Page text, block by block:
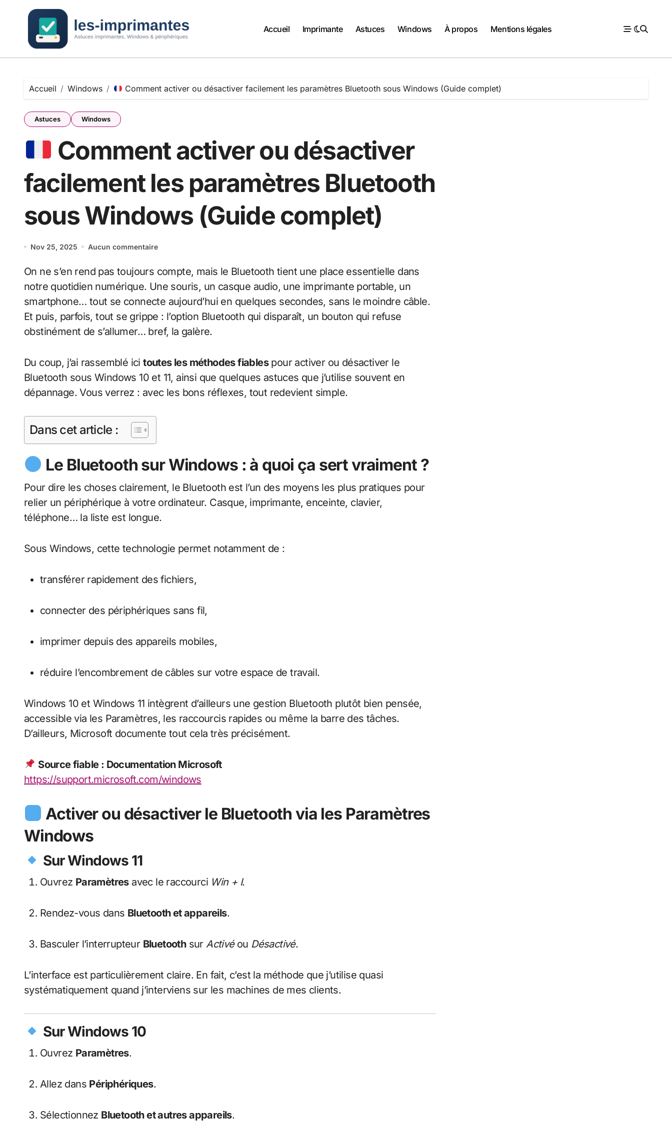
Accueil Imprimante Astuces Windows À propos Mentions légales
Accueil Windows Comment activer ou désactiver facilement les paramètres Bluetooth sous Windows (Guide complet)
Astuces Windows
Comment activer ou désactiver
facilement les paramètres Bluetooth
sous Windows (Guide complet)
Nov 25, 2025 Aucun commentaire
On ne s’en rend pas toujours compte, mais le Bluetooth tient une place essentielle dans
notre quotidien numérique. Une souris, un casque audio, une imprimante portable, un
smartphone… tout se connecte aujourd’hui en quelques secondes, sans le moindre câble.
Et puis, parfois, tout se grippe : l’option Bluetooth qui disparaît, un bouton qui refuse
obstinément de s’allumer… bref, la galère.
Du coup, j’ai rassemblé icitoutes les méthodes fiablespour activer ou désactiver le
Bluetooth sous Windows 10 et 11, ainsi que quelques astuces que j’utilise souvent en
dépannage. Vous verrez : avec les bons réflexes, tout redevient simple.
Dans cet article :
Le Bluetooth sur Windows : à quoi ça sert vraiment ?
Pour dire les choses clairement, le Bluetooth est l’un des moyens les plus pratiques pour
relier un périphérique à votre ordinateur. Casque, imprimante, enceinte, clavier,
téléphone… la liste est longue.
Sous Windows, cette technologie permet notamment de :
transférer rapidement des fichiers,
connecter des périphériques sans fil,
imprimer depuis des appareils mobiles,
réduire l’encombrement de câbles sur votre espace de travail.
Windows 10 et Windows 11 intègrent d’ailleurs une gestion Bluetooth plutôt bien pensée,
accessible via les Paramètres, les raccourcis rapides ou même la barre des tâches.
D’ailleurs, Microsoft documente tout cela très précisément.
Source fiable : Documentation Microsoft
https://support.microsoft.com/windows
Activer ou désactiver le Bluetooth via les Paramètres
Windows
Sur Windows 11
Ouvrez Paramètresavec le raccourci Win + I.
Rendez-vous dans Bluetooth et appareils.
Basculer l’interrupteur BluetoothsurActivéou Désactivé.
L’interface est particulièrement claire. En fait, c’est la méthode que j’utilise quasi
systématiquement quand j’interviens sur les machines de mes clients.
Sur Windows 10
Ouvrez Paramètres.
Allez dans Périphériques.
Sélectionnez Bluetooth et autres appareils.